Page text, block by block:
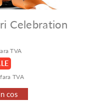
Celebration
TVA
fara TVA
cos